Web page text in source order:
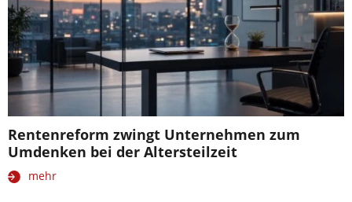
Rentenreform zwingt Unternehmen zum
Umdenken bei der Altersteilzeit
mehr